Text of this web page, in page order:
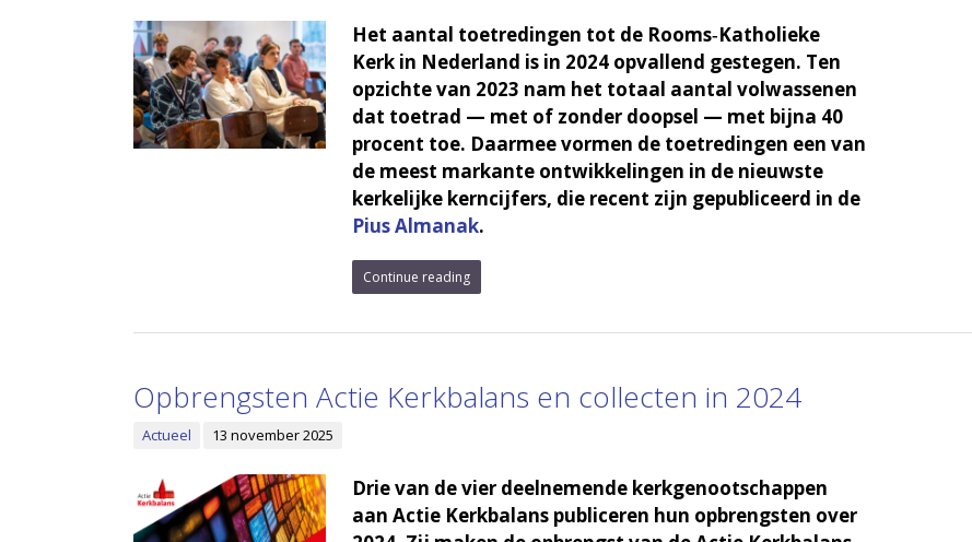
Het aantal toetredingen tot de Rooms‑Katholieke
Kerk in Nederland is in 2024 opvallend gestegen. Ten
opzichte van 2023 nam het totaal aantal volwassenen
dat toetrad — met of zonder doopsel — met bijna 40
procent toe. Daarmee vormen de toetredingen een van
de meest markante ontwikkelingen in de nieuwste
kerkelijke kerncijfers, die recent zijn gepubliceerd in de
Pius Almanak.
Continue reading
Opbrengsten Actie Kerkbalans en collecten in 2024
Actueel 13 november 2025
Drie van de vier deelnemende kerkgenootschappen
aan Actie Kerkbalans publiceren hun opbrengsten over